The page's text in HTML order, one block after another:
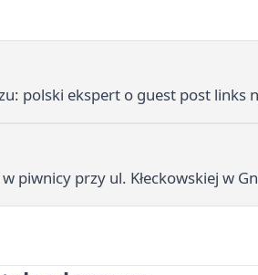
polski ekspert o guest post links
piwnicy przy ul. Kłeckowskiej w